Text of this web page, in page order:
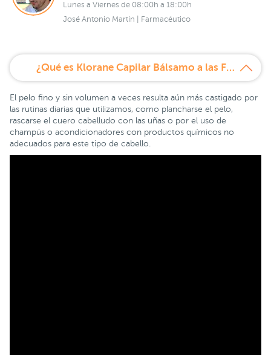
Lunes a Viernes de 08:00h a 18:00h
José Antonio Martín | Farmacéutico
¿Qué es Klorane Capilar Bálsamo a las Fibras de Lino 200 ml?
El pelo fino y sin volumen a veces resulta aún más castigado por
las rutinas diarias que utilizamos, como plancharse el pelo,
rascarse el cuero cabelludo con las uñas o por el uso de
champús o acondicionadores con productos químicos no
adecuados para este tipo de cabello.